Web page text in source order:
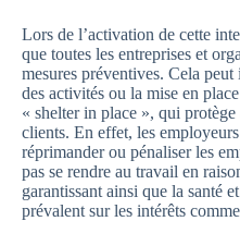
Lors de l’activation de cette
que toutes les entreprises et
mesures préventives. Cela
des activités ou la mise en
« shelter in place », qui
clients. En effet, les
réprimander ou pénaliser les
pas se rendre au travail en
garantissant ainsi que la santé
prévalent sur les intérêts